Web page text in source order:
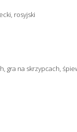
rosyjski
gra na skrzypcach,